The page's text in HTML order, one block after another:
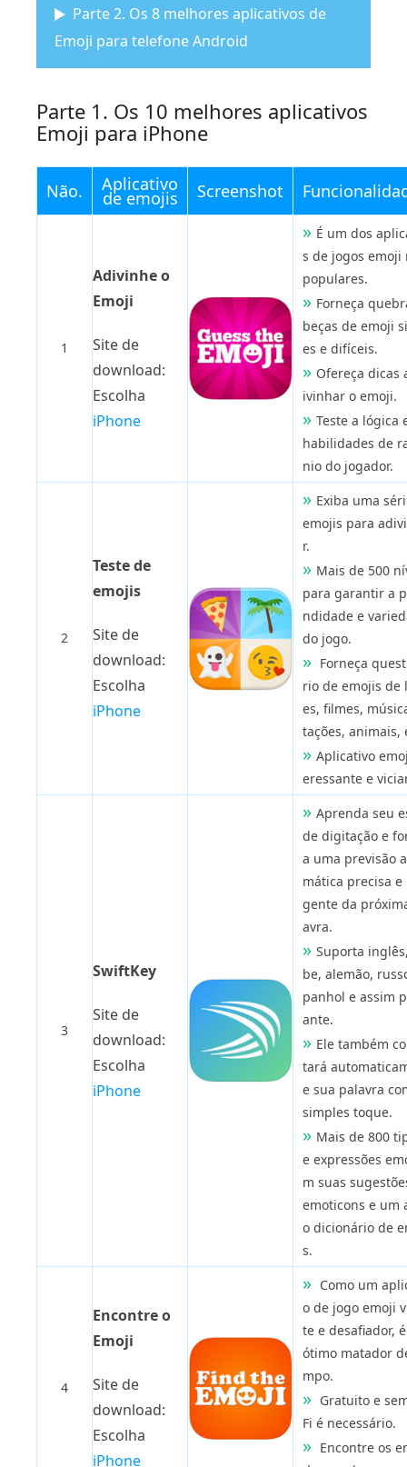
Parte 2. Os 8 melhores aplicativos de
Emoji para telefone Android
Parte 1. Os 10 melhores aplicativos
Emoji para iPhone
Não. Aplicativo
de emojis Screenshot
1
Adivinhe o
Emoji
Site de
download:
Escolha
iPhone
É um dos
s de jogos emoji
populares.
Forneça
beças de emoji
es e difíceis.
Ofereça dicas
ivinhar o emoji.
Teste a lógica
habilidades de
nio do jogador.
2
Teste de
emojis
Site de
download:
Escolha
iPhone
Exiba uma
emojis para
r.
Mais de 500
para garantir a
ndidade e
do jogo.
Forneça
rio de emojis de
es, filmes,
tações, animais,
Aplicativo
eressante e
3
SwiftKey
Site de
download:
Escolha
iPhone
Aprenda seu
de digitação e
a uma previsão
mática precisa
gente da
avra.
Suporta
be, alemão,
panhol e assim
ante.
Ele também
tará
e sua palavra
simples toque.
Mais de 800
e expressões
m suas
emoticons e um
o dicionário de
s.
4
Encontre o
Emoji
Site de
download:
Escolha
iPhone
Como um
o de jogo emoji
te e desafiador,
ótimo matador
mpo.
Gratuito e
Fi é necessário.
Encontre os